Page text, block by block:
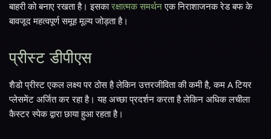
बाहरी को बनाए रखता है। इसकारक्षात्मक समर्थनएक निराशाजनक रेड बफ के
बावजूद महत्वपूर्ण समूह मूल्य जोड़ता है।
प्रीस्ट डीपीएस
शैडो प्रीस्ट एकल लक्ष्य पर ठोस है लेकिन उत्तरजीविता की कमी है, कम A टियर
प्लेसमेंट अर्जित कर रहा है। यह अच्छा प्रदर्शन करता है लेकिन अधिक लचीला
कैस्टर स्पेक द्वारा छाया हुआ रहता है।